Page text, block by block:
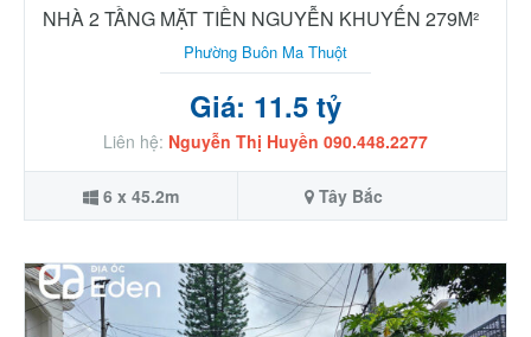
NHÀ 2 TẦNG MẶT TIỀN NGUYỄN KHUYẾN 279M²
Phường Buôn Ma Thuột
Giá: 11.5 tỷ
Liên hệ: Nguyễn Thị Huyền 090.448.2277
6 x 45.2m Tây Bắc